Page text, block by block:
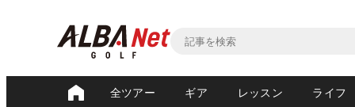
全ツアー ギア レッスン ライフ